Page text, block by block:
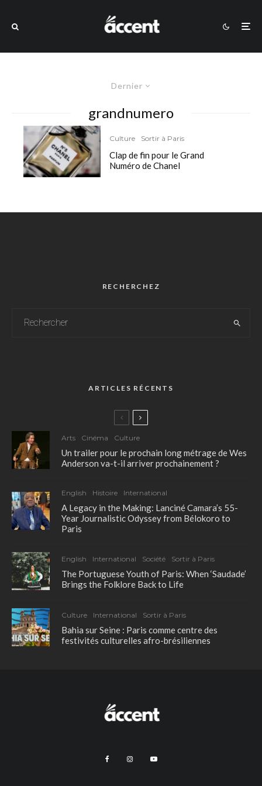
Dernier
grandnumero
Culture Sortir à Paris
Clap de fin pour le Grand
Numéro de Chanel
RECHERCHEZ
ARTICLES RÉCENTS
Arts Cinéma Culture
Un trailer pour le prochain long métrage de Wes
Anderson va-t-il arriver prochainement ?
English Histoire International
A Legacy in the Making: Lanciné Camara’s 55-
Year Journalistic Odyssey from Bélokoro to
Paris
English International Société Sortir à Paris
The Portuguese Youth of Paris: When ‘Saudade’
Brings the Folklore Back to Life
Culture International Sortir à Paris
Bahia sur Seine : Paris comme centre des
festivités culturelles afro-brésiliennes